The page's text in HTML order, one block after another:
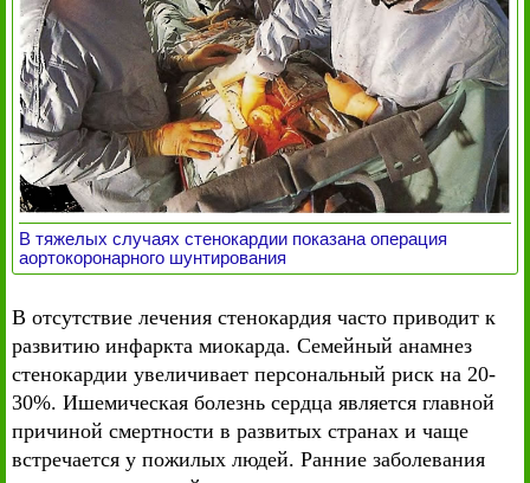
В тяжелых случаях стенокардии показана операция
аортокоронарного шунтирования
В отсутствие лечения стенокардия часто приводит к
развитию инфаркта миокарда. Семейный анамнез
стенокардии увеличивает персональный риск на 20-
30%. Ишемическая болезнь сердца является главной
причиной смертности в развитых странах и чаще
встречается у пожилых людей. Ранние заболевания